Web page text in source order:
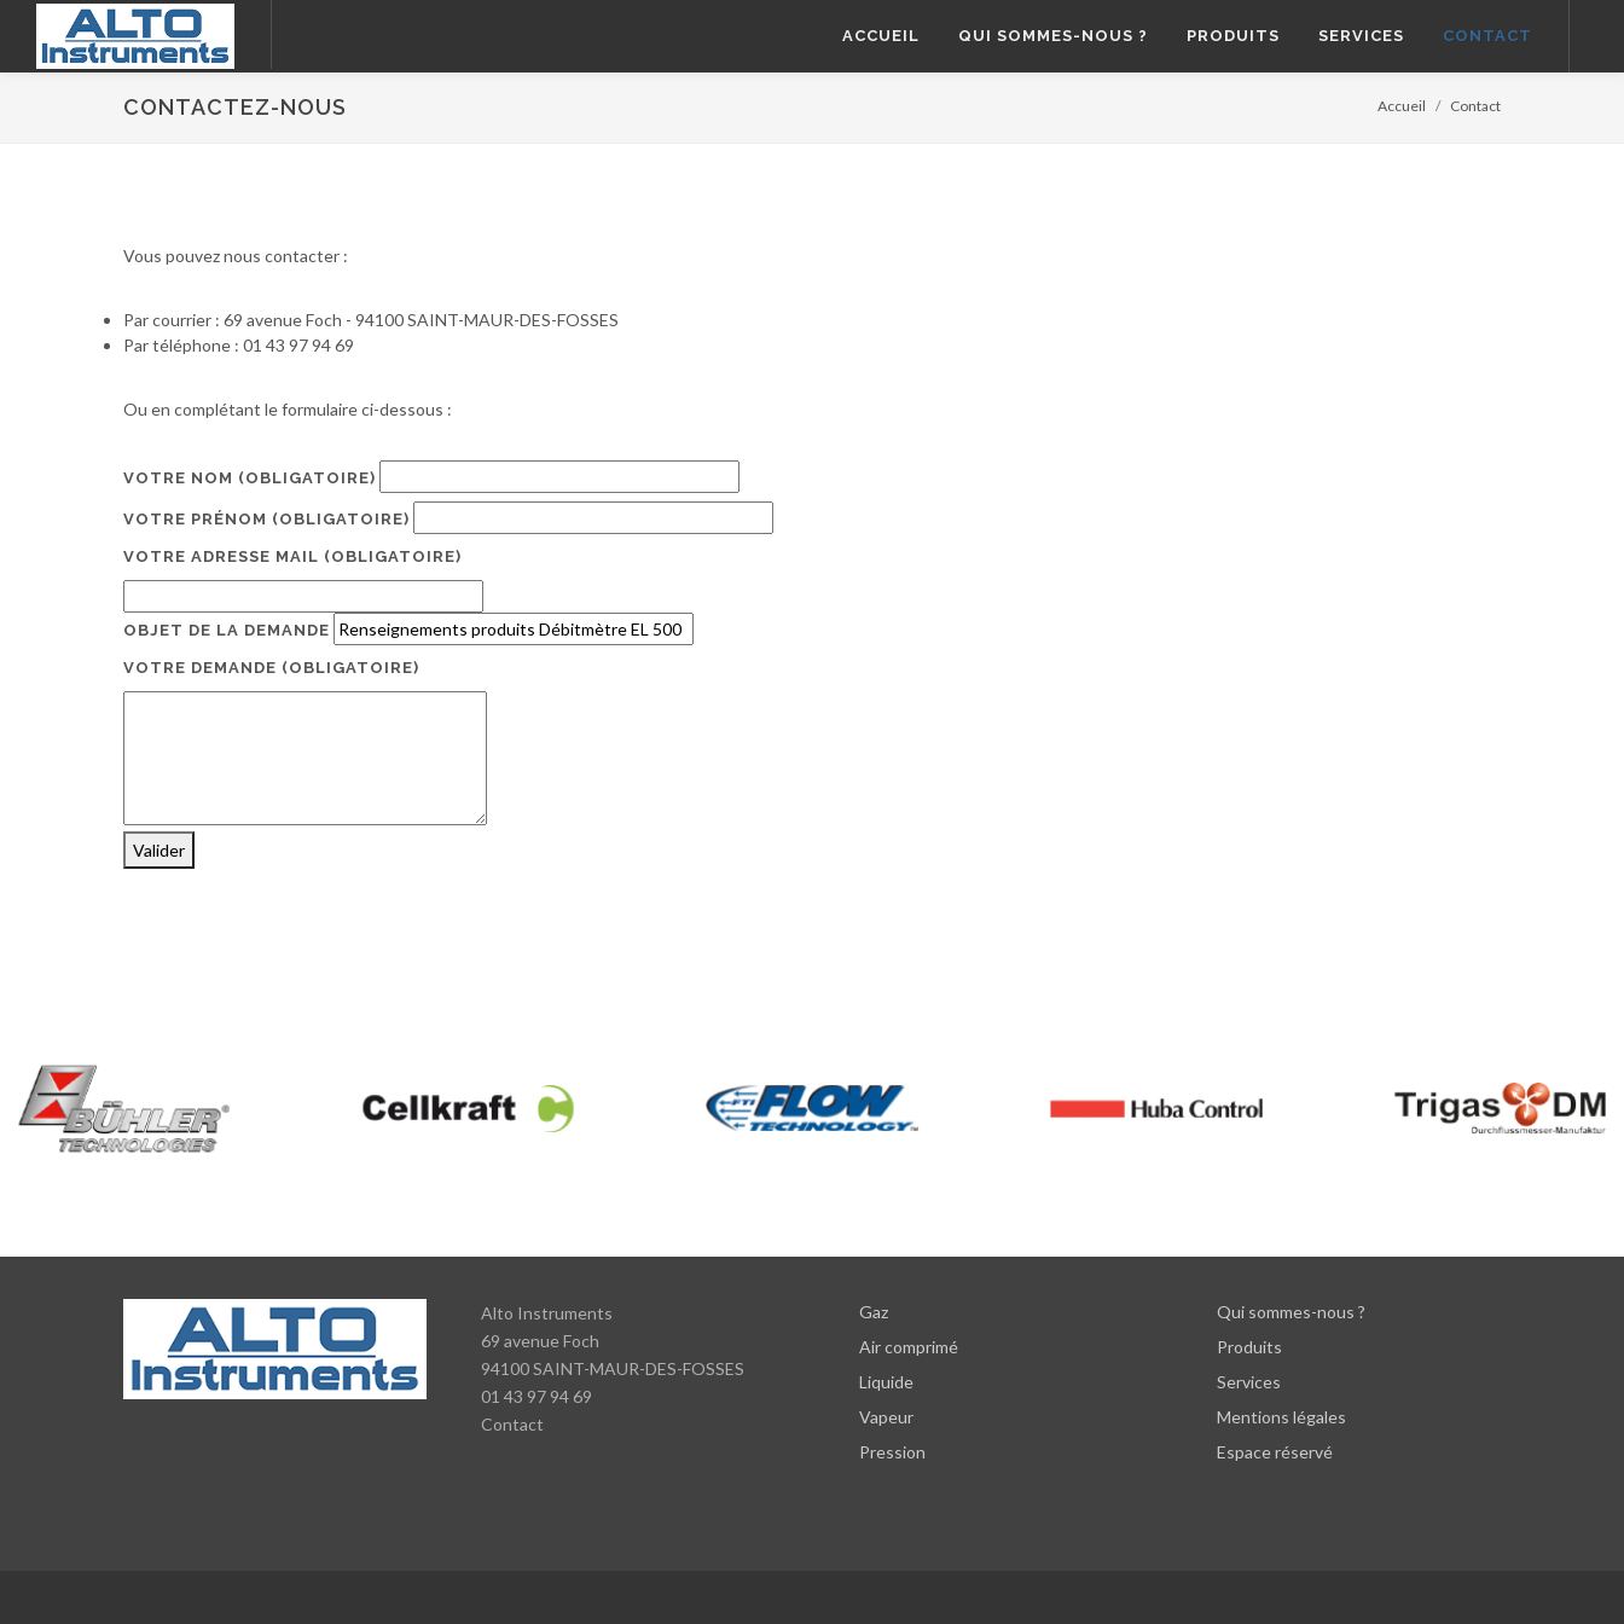
ACCUEIL QUI SOMMES-NOUS ? PRODUITS SERVICES CONTACT
CONTACTEZ-NOUS Accueil Contact
Vous pouvez nous contacter :
Par courrier : 69 avenue Foch - 94100 SAINT-MAUR-DES-FOSSES
Par téléphone : 01 43 97 94 69
Ou en complétant le formulaire ci-dessous :
VOTRE NOM (OBLIGATOIRE)
VOTRE PRÉNOM (OBLIGATOIRE)
VOTRE ADRESSE MAIL (OBLIGATOIRE)
OBJET DE LA DEMANDE
VOTRE DEMANDE (OBLIGATOIRE)
Valider
Alto Instruments
69 avenue Foch
94100 SAINT-MAUR-DES-FOSSES
01 43 97 94 69
Contact
Gaz
Air comprimé
Liquide
Vapeur
Pression
Qui sommes-nous ?
Produits
Services
Mentions légales
Espace réservé